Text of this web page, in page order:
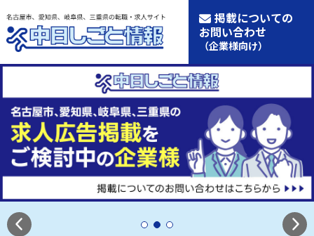
掲載についての
お問い合わせ
（企業様向け）